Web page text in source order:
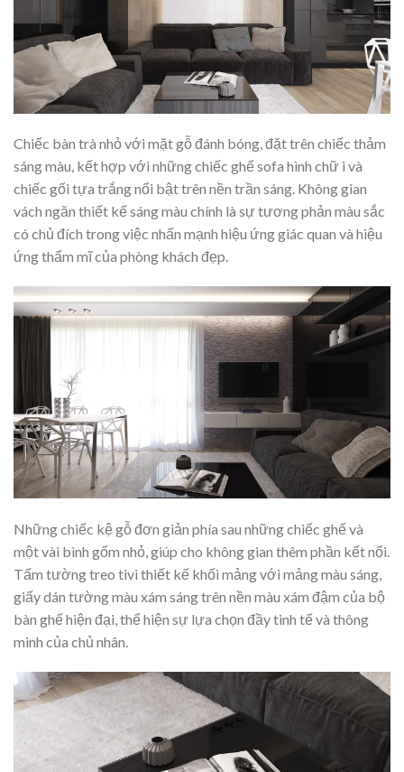
Chiếc bàn trà nhỏ với mặt gỗ đánh bóng, đặt trên chiếc thảm
sáng màu, kết hợp với những chiếc ghế sofa hình chữ i và
chiếc gối tựa trắng nổi bật trên nền trần sáng. Không gian
vách ngăn thiết kế sáng màu chính là sự tương phản màu sắc
có chủ đích trong việc nhấn mạnh hiệu ứng giác quan và hiệu
ứng thẩm mĩ của phòng khách đẹp.
Những chiếc kệ gỗ đơn giản phía sau những chiếc ghế và
một vài bình gốm nhỏ, giúp cho không gian thêm phần kết nối.
Tấm tường treo tivi thiết kế khối mảng với mảng màu sáng,
giấy dán tường màu xám sáng trên nền màu xám đậm của bộ
bàn ghế hiện đại, thể hiện sự lựa chọn đầy tinh tế và thông
minh của chủ nhân.